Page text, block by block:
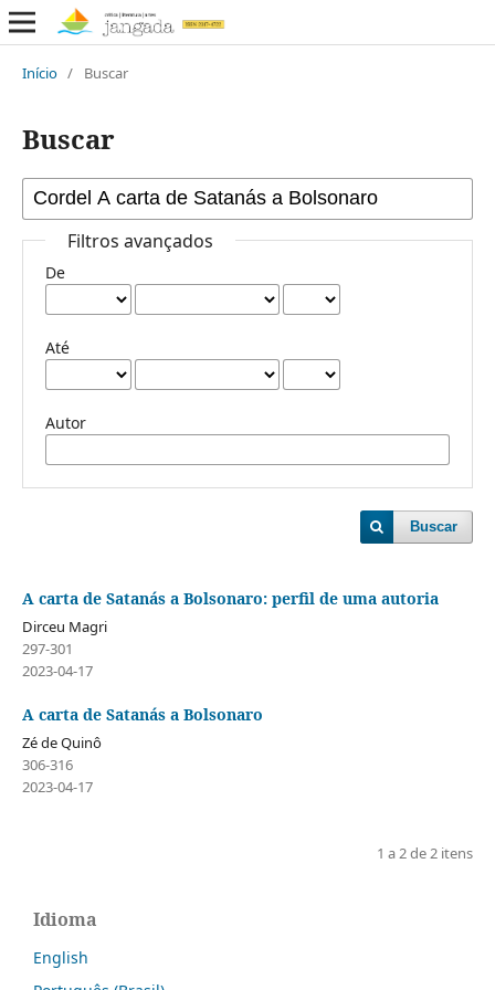
Início / Buscar
Buscar
Filtros avançados
De
Até
Autor
Buscar
A carta de Satanás a Bolsonaro: perfil de uma autoria
Dirceu Magri
297-301
2023-04-17
A carta de Satanás a Bolsonaro
Zé de Quinô
306-316
2023-04-17
1 a 2 de 2 itens
Idioma
English